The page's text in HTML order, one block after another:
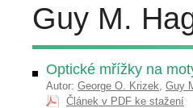
Guy M.
Optické mřížky na
Autor: George O. Krizek, Guy
Článek v PDF ke stažení